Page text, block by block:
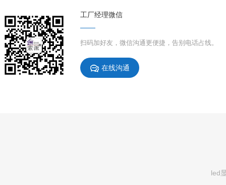
工厂经理微信
扫码加好友，微信沟通更便捷，告别电话占线。
在线沟通
led